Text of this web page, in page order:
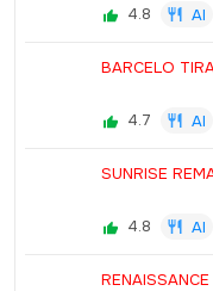
4.8 AI
BARCELO
4.7 AI
SUNRISE
4.8 AI